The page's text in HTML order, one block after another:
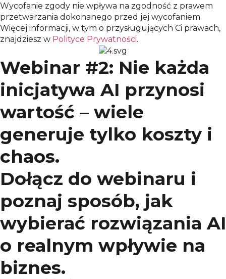
Wycofanie zgody nie wpływa na zgodność z prawem
przetwarzania dokonanego przed jej wycofaniem.
Więcej informacji, w tym o przysługujących Ci prawach,
znajdziesz w Polityce Prywatności.
Webinar #2: Nie każda
inicjatywa AI przynosi
wartość – wiele
generuje tylko koszty i
chaos.
Dołącz do webinaru i
poznaj sposób, jak
wybierać rozwiązania AI
o realnym wpływie na
biznes.